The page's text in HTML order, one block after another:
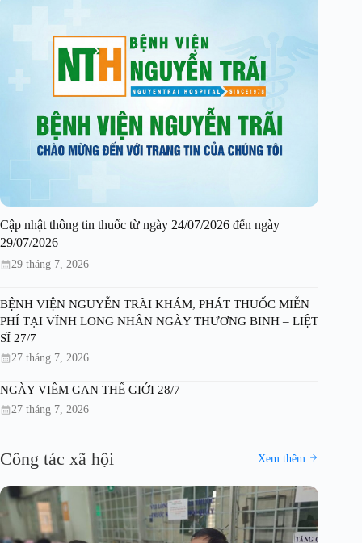
Cập nhật thông tin thuốc từ ngày 24/07/2026 đến ngày
29/07/2026
29 tháng 7, 2026
BỆNH VIỆN NGUYỄN TRÃI KHÁM, PHÁT THUỐC MIỄN
PHÍ TẠI VĨNH LONG NHÂN NGÀY THƯƠNG BINH – LIỆT
SĨ 27/7
27 tháng 7, 2026
NGÀY VIÊM GAN THẾ GIỚI 28/7
27 tháng 7, 2026
Công tác xã hội Xem thêm